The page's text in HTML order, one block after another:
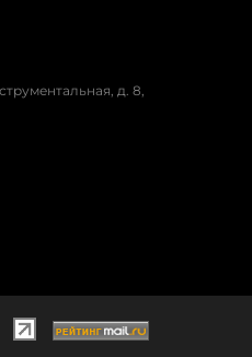
д. 8,